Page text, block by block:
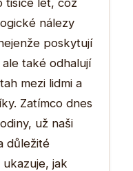
nálezy
poskytují
také odhalují
mezi lidmi a
Zatímco dnes
už naši
důležité
jak